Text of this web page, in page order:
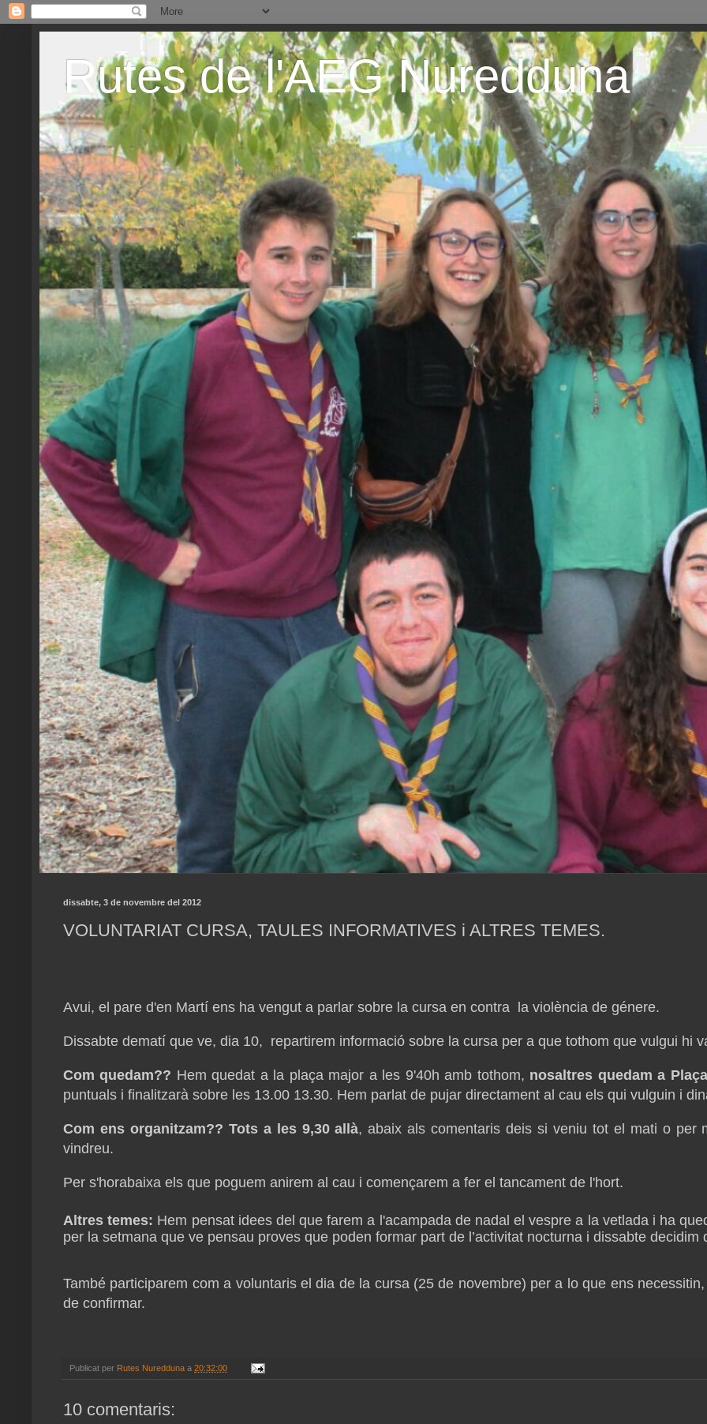
Rutes de l'AEG Nuredduna
dissabte, 3 de novembre del 2012
VOLUNTARIAT CURSA, TAULES INFORMATIVES i ALTRES TEMES.
Avui, el pare d'en Martí ens ha vengut a parlar sobre la cursa en contra la violència de génere.
Dissabte dematí que ve, dia 10, repartirem informació sobre la cursa per a que tothom que vulgui hi
Com quedam?? Hem quedat a la plaça major a les 9'40h amb tothom, nosaltres quedam a
puntuals i finalitzarà sobre les 13.00 13.30. Hem parlat de pujar directament al cau els qui vulguin i
Com ens organitzam?? Tots a les 9,30 allà, abaix als comentaris deis si veniu tot el mati o per
vindreu.
Per s'horabaixa els que poguem anirem al cau i començarem a fer el tancament de l'hort.
Altres temes: Hem pensat idees del que farem a l'acampada de nadal el vespre a la vetlada i ha
per la setmana que ve pensau proves que poden formar part de l’activitat nocturna i dissabte decidim
També participarem com a voluntaris el dia de la cursa (25 de novembre) per a lo que ens
de confirmar.
Publicat per Rutes Nuredduna a 20:32:00
10 comentaris: